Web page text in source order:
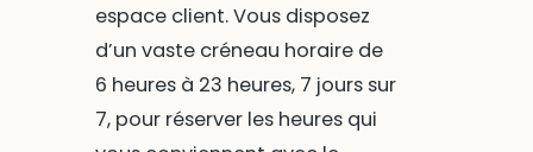
espace client. Vous disposez
d’un vaste créneau horaire de
6 heures à 23 heures, 7 jours sur
7, pour réserver les heures qui